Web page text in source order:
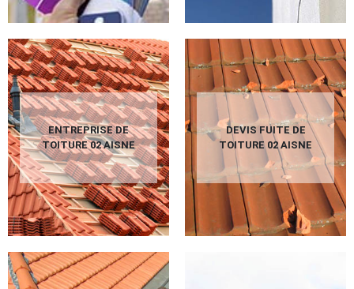
ENTREPRISE DE
TOITURE 02 AISNE
DEVIS FUITE DE
TOITURE 02 AISNE